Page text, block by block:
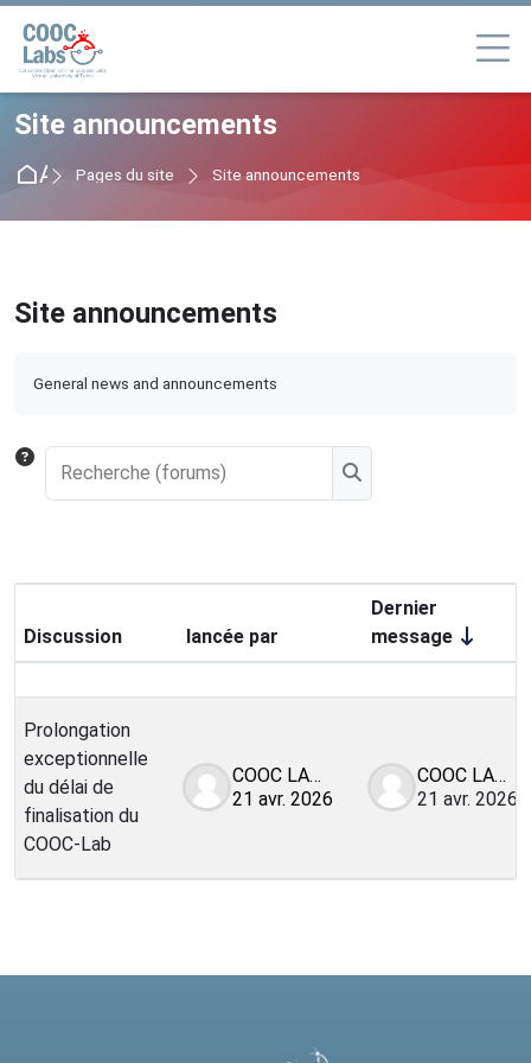
Passer à la navigation
Passer au formulaire de connexion
Passer au contenu principal
Passer au pied de page
Site announcements
Accueil
Pages du site Site announcements
Site announcements
General news and announcements
Recherche (forums)
Recherche (forums)
Statut
Discussion lancée par
Dernier
message
Prolongation
exceptionnelle
du délai de
finalisation du
COOC-Lab
COOC LABS
21 avr. 2026
COOC LABS
21 avr. 2026